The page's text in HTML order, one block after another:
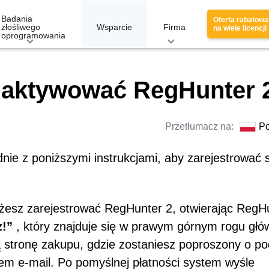
Badania
złośliwego
oprogramowania
Wsparcie Firma
Oferta rabatowa
na wiele licencji
RegHunter
Przetłumacz na:
z poniższymi instrukcjami, aby zarejestrować
zarejestrować RegHunter 2, otwierając
, który znajduje się w prawym górnym rogu
zakupu, gdzie zostaniesz poproszony o
e-mail. Po pomyślnej płatności system wyśle